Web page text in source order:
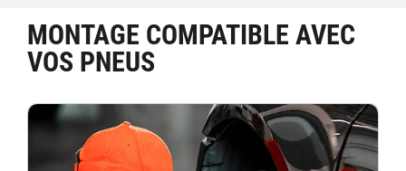
MONTAGE COMPATIBLE AVEC
VOS PNEUS